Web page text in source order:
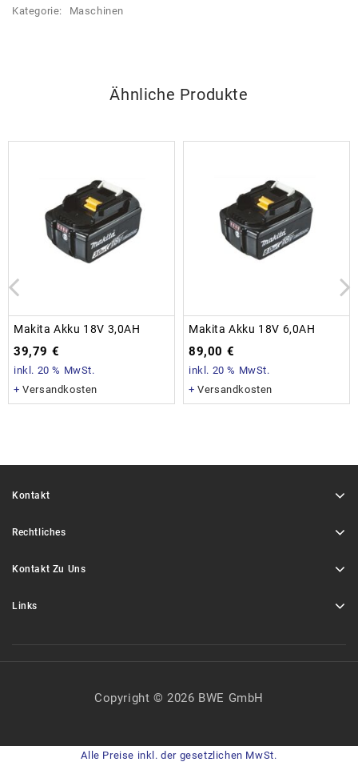
Kategorie:
Maschinen
Ähnliche Produkte
Makita Akku 18V 3,0AH
39,79 €
inkl. 20 % MwSt.
+Versandkosten
Makita Akku 18V 6,0AH
89,00 €
inkl. 20 % MwSt.
+Versandkosten
Kontakt
Rechtliches
Kontakt Zu Uns
Links
Copyright © 2026 BWE GmbH
Alle Preise inkl. der gesetzlichen MwSt.